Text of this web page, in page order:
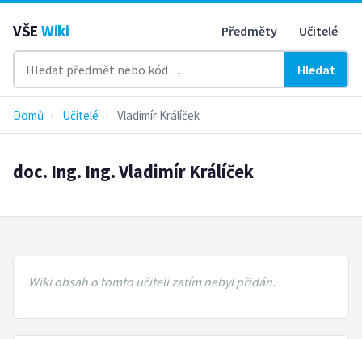
VŠE Wiki Předměty Učitelé
Hledat
Domů › Učitelé › Vladimír Králíček
doc. Ing. Ing. Vladimír Králíček
Wiki obsah o tomto učiteli zatím nebyl přidán.